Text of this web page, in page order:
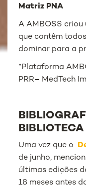
Matriz PNA
A AMBOSS
que contêm
dominar para a
*Plataforma
PRR– MedTech
Uma vez que o
de junho,
últimas edições
18 meses antes